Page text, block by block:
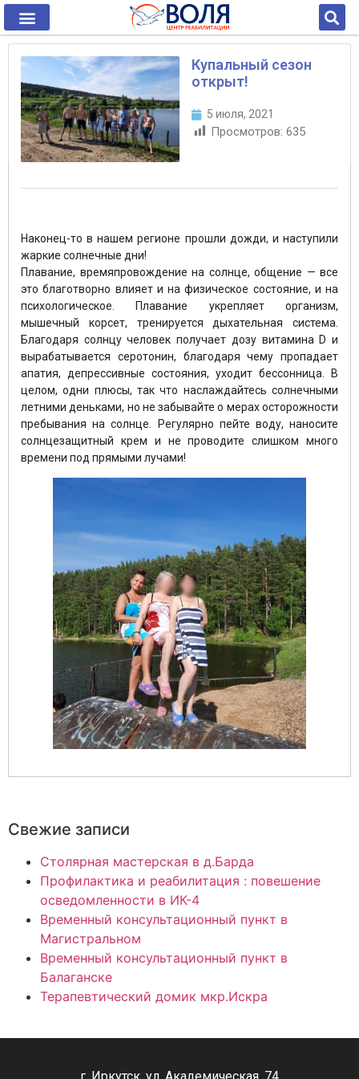
Купальный сезон
открыт!
5 июля, 2021
Просмотров: 635
Наконец-то в нашем регионе прошли дожди, и наступили
жаркие солнечные дни!
Плавание, времяпровождение на солнце, общение — все
это благотворно влияет и на физическое состояние, и на
психологическое. Плавание укрепляет организм,
мышечный корсет, тренируется дыхательная система.
Благодаря солнцу человек получает дозу витамина D и
вырабатывается серотонин, благодаря чему пропадает
апатия, депрессивные состояния, уходит бессонница. В
целом, одни плюсы, так что наслаждайтесь солнечными
летними деньками, но не забывайте о мерах осторожности
пребывания на солнце. Регулярно пейте воду, наносите
солнцезащитный крем и не проводите слишком много
времени под прямыми лучами!
Свежие записи
Столярная мастерская в д.Барда
Профилактика и реабилитация : повешение
осведомленности в ИК-4
Временный консультационный пункт в
Магистральном
Временный консультационный пункт в
Балаганске
Терапевтический домик мкр.Искра
г. Иркутск, ул. Академическая, 74